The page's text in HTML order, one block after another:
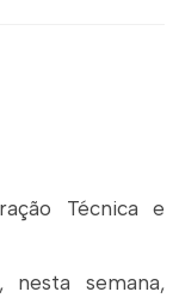
Técnica e
nesta semana,